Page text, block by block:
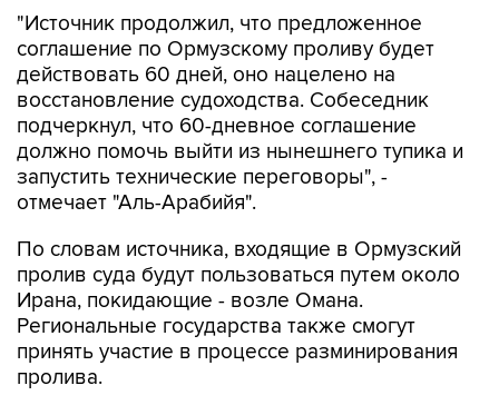
действовать 60 дней, оно нацелено на
восстановление судоходства. Собеседник
подчеркнул, что 60-дневное соглашение
должно помочь выйти из нынешнего тупика и
запустить технические переговоры", -
отмечает "Аль-Арабийя".
По словам источника, входящие в Ормузский
Ирана, покидающие - возле Омана.
Региональные государства также смогут
принять участие в процессе разминирования
пролива.
Источник добавил, что США и Иран